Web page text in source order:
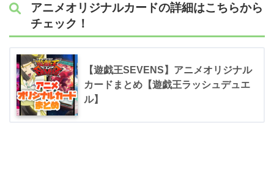
アニメオリジナルカードの詳細はこちらから
チェック！
【遊戯王SEVENS】アニメオリジナル
カードまとめ【遊戯王ラッシュデュエ
ル】